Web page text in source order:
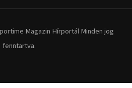
Magazin Hírportál Minden jog
fenntartva.